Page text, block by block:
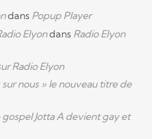
dans Popup Player
Elyondans Radio Elyon
Radio Elyon
nous » le nouveau titre de
Jotta A devient gay et